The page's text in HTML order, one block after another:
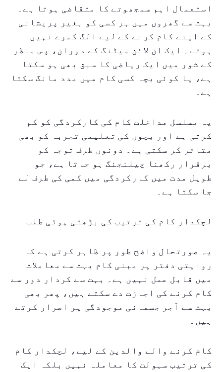
استعمال اہم سمجھوتے کا متقاضی ہوتا ہے۔
بہت سے گھروں میں ہر کسی کو بغیر پریشانی
کے اپنے کام کرنے کے لیے الگ کمرے نہیں
ہوتے۔ ایک آن لائن میٹنگ کے دوران، پس منظر
کے شور میں ایک ریاضی کا سبق بھی ہو سکتا
ہے، یا کوئی بچہ کسی کام میں مدد مانگ سکتا
ہے۔
یہ مسلسل مداخلت کام کی کارکردگی کو کم
کرتی ہے اور بچوں کی تعلیمی تجربہ کو بھی
متاثر کر سکتی ہے۔ دونوں طرف توجہ کو
برقرار رکھنا چیلنجنگ ہو جاتا ہے، جو
طویل مدت میں کارکردگی میں کمی کی طرف لے
جا سکتا ہے۔
لچکدار کام کی ترتیب کی بڑھتی ہوئی طلب
یہ صورتحال واضح طور پر ظاہر کرتی ہے کہ
روایتی دفتر پر مبنی کام بہت سے معاملات
میں قابل عمل نہیں ہے۔ بہت سے کردار دور سے
کام کرنے کی اجازت دے سکتے ہیں، پھر بھی
بہت سے آجر جسمانی موجودگی پر اصرار کرتے
ہیں۔
کام کرنے والے والدین کے لیے، لچکدار کام
کی ترتیب سہولت کا معاملہ نہیں بلکہ ایک